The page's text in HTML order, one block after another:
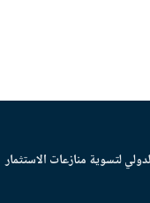
لتسوية منازعات الاستثمار